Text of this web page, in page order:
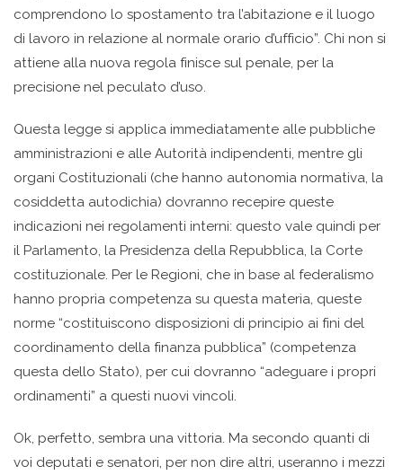
comprendono lo spostamento tra l’abitazione e il luogo
di lavoro in relazione al normale orario d’ufficio”. Chi non si
attiene alla nuova regola finisce sul penale, per la
precisione nel peculato d’uso.
Questa legge si applica immediatamente alle pubbliche
amministrazioni e alle Autorità indipendenti, mentre gli
organi Costituzionali (che hanno autonomia normativa, la
cosiddetta autodichia) dovranno recepire queste
indicazioni nei regolamenti interni: questo vale quindi per
il Parlamento, la Presidenza della Repubblica, la Corte
costituzionale. Per le Regioni, che in base al federalismo
hanno propria competenza su questa materia, queste
norme “costituiscono disposizioni di principio ai fini del
coordinamento della finanza pubblica” (competenza
questa dello Stato), per cui dovranno “adeguare i propri
ordinamenti” a questi nuovi vincoli.
Ok, perfetto, sembra una vittoria. Ma secondo quanti di
voi deputati e senatori, per non dire altri, useranno i mezzi